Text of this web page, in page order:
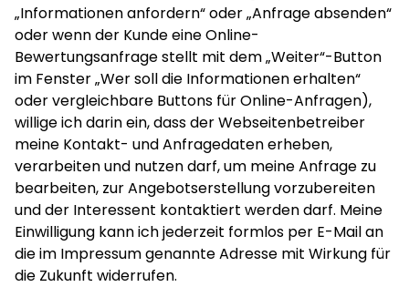
„Informationen anfordern“ oder „Anfrage absenden“
oder wenn der Kunde eine Online-
Bewertungsanfrage stellt mit dem „Weiter“-Button
im Fenster „Wer soll die Informationen erhalten“
oder vergleichbare Buttons für Online-Anfragen),
willige ich darin ein, dass der Webseitenbetreiber
meine Kontakt- und Anfragedaten erheben,
verarbeiten und nutzen darf, um meine Anfrage zu
bearbeiten, zur Angebotserstellung vorzubereiten
und der Interessent kontaktiert werden darf. Meine
Einwilligung kann ich jederzeit formlos per E-Mail an
die im Impressum genannte Adresse mit Wirkung für
die Zukunft widerrufen.